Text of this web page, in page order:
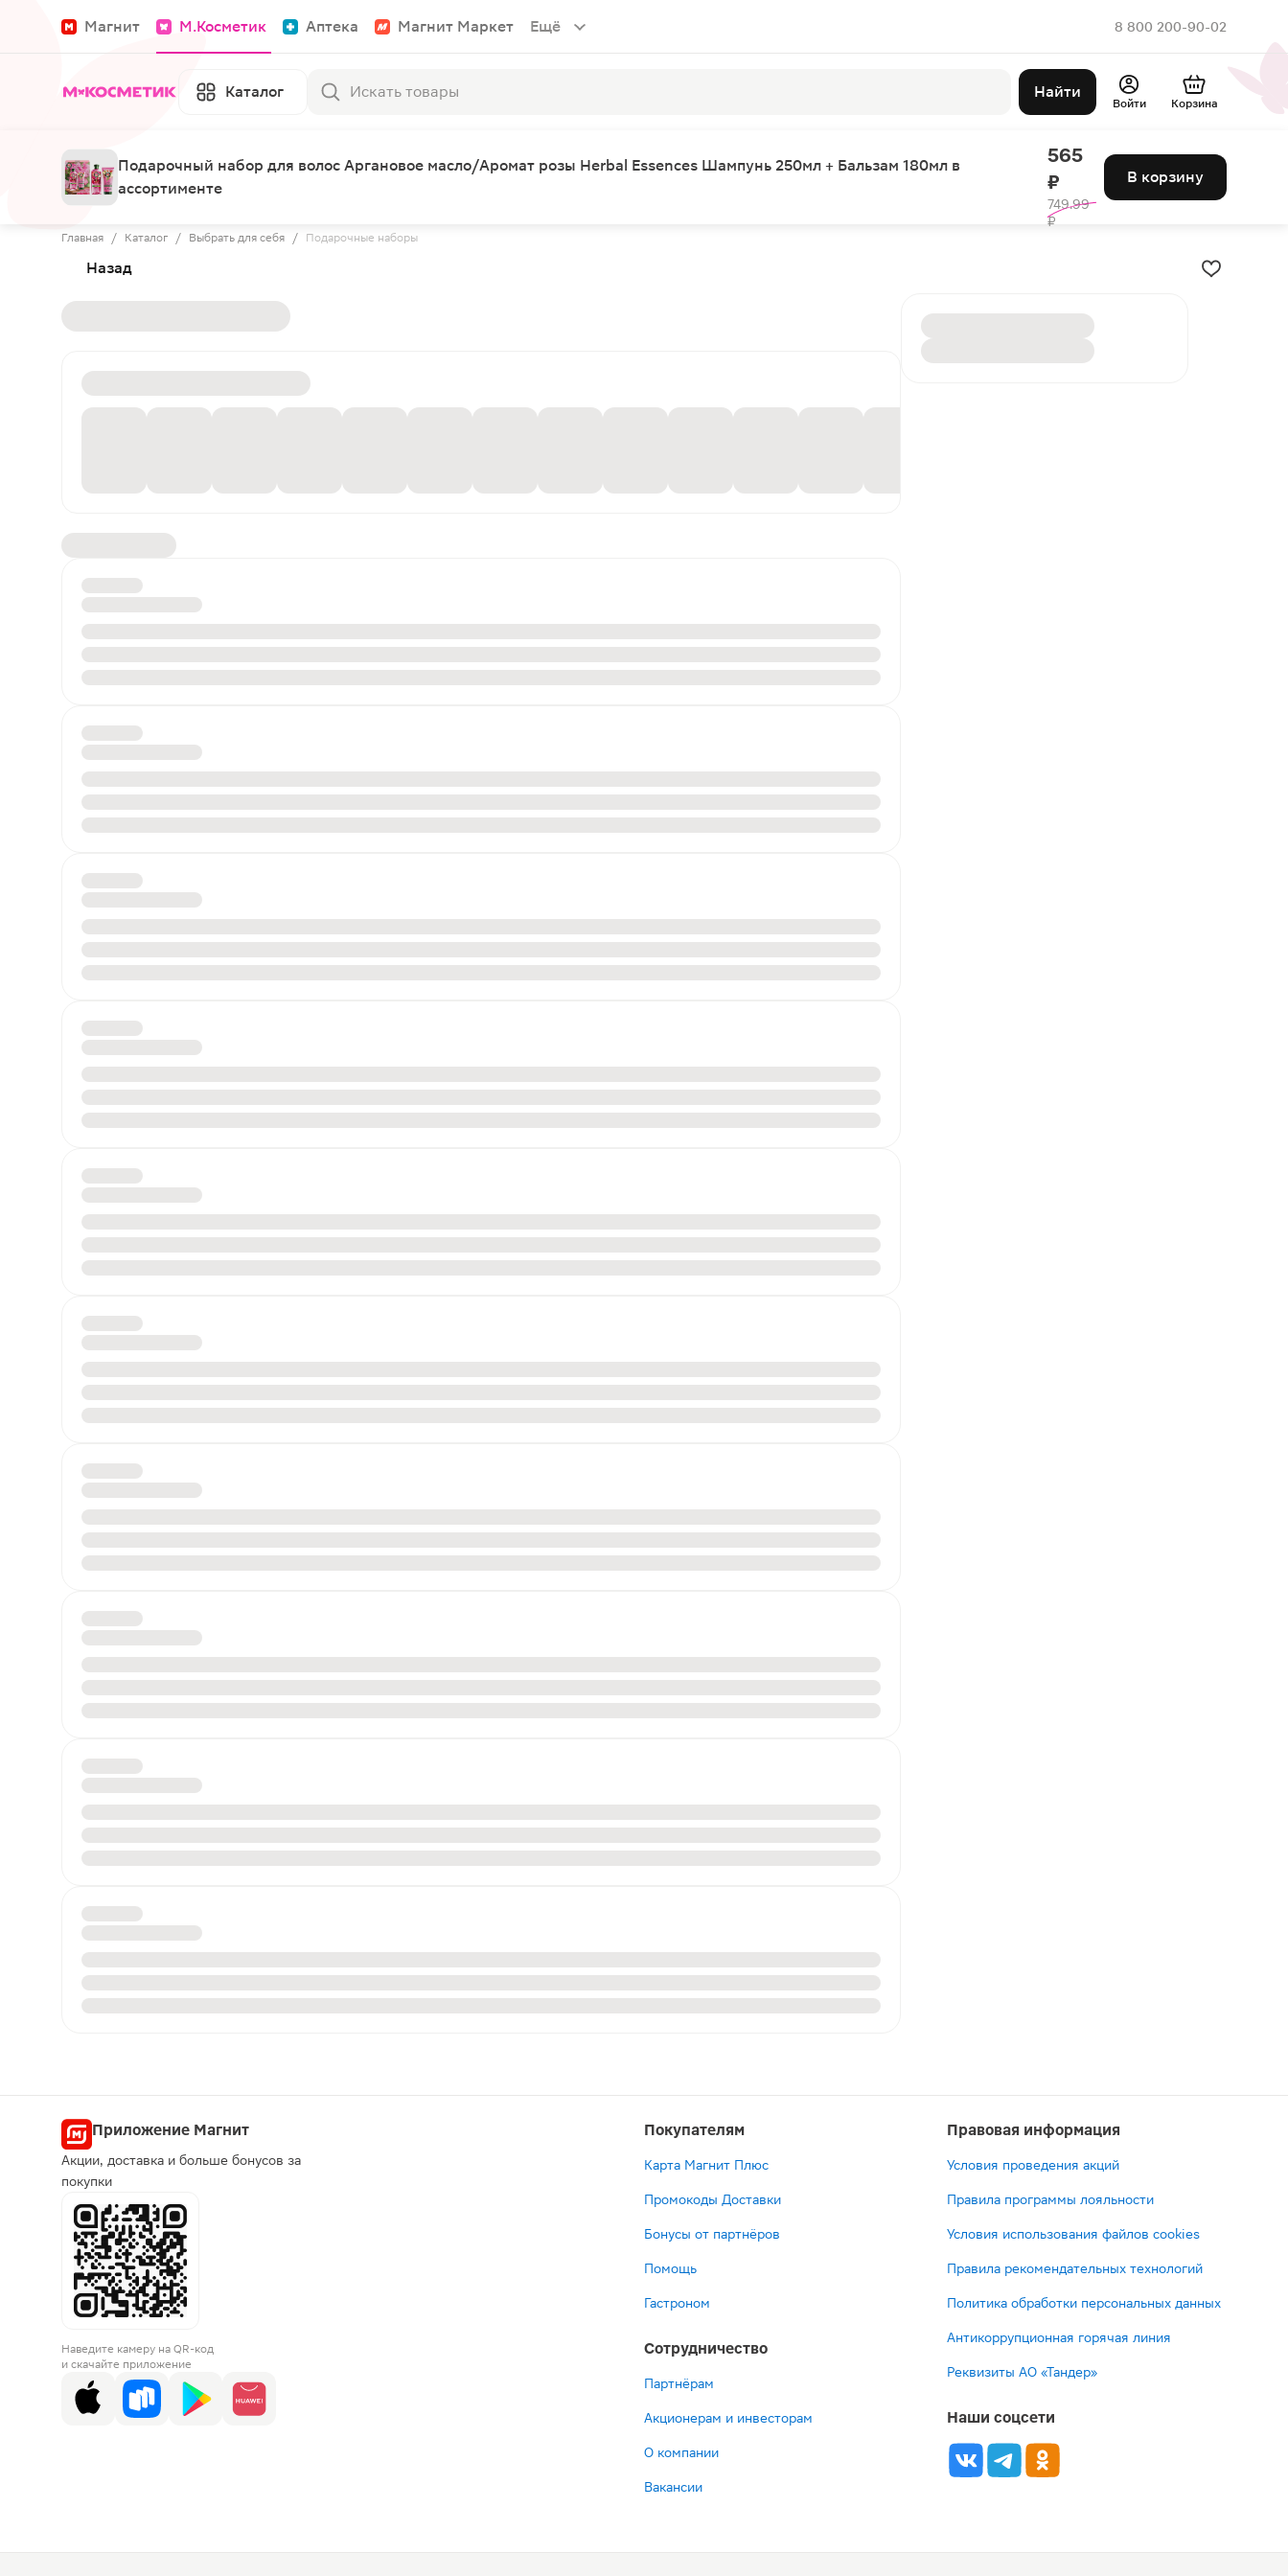
Магнит М.Косметик Аптека Магнит Маркет Ещё 8 800 200-90-02
Каталог Найти
Войти Корзина
Подарочный набор для волос Аргановое масло/Аромат розы Herbal Essences Шампунь 250мл + Бальзам 180мл в
ассортименте
565
₽
749.99
₽
В корзину
Главная / Каталог / Выбрать для себя / Подарочные наборы
Назад
Приложение Магнит
Акции, доставка и больше бонусов за
покупки
Наведите камеру на QR-код
и скачайте приложение
Покупателям
Карта Магнит Плюс
Промокоды Доставки
Бонусы от партнёров
Помощь
Гастроном
Сотрудничество
Партнёрам
Акционерам и инвесторам
О компании
Вакансии
Правовая информация
Условия проведения акций
Правила программы лояльности
Условия использования файлов cookies
Правила рекомендательных технологий
Политика обработки персональных данных
Антикоррупционная горячая линия
Реквизиты АО «Тандер»
Наши соцсети